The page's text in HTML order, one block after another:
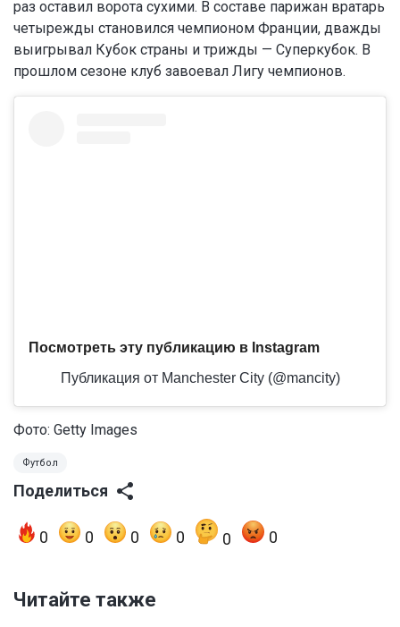
раз оставил ворота сухими. В составе парижан вратарь
четырежды становился чемпионом Франции, дважды
выигрывал Кубок страны и трижды — Суперкубок. В
прошлом сезоне клуб завоевал Лигу чемпионов.
Посмотреть эту публикацию в Instagram
Публикация от Manchester City (@mancity)
Фото: Getty Images
Футбол
Поделиться
0 0 0 0 0 0
Читайте также